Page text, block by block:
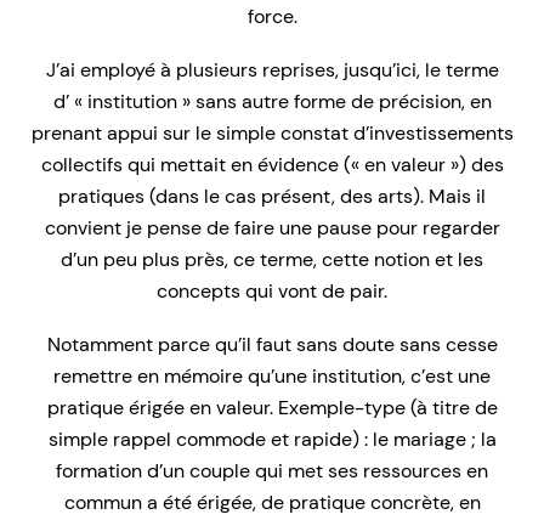
force.
J’ai employé à plusieurs reprises, jusqu’ici, le terme
d’ « institution » sans autre forme de précision, en
prenant appui sur le simple constat d’investissements
collectifs qui mettait en évidence (« en valeur ») des
pratiques (dans le cas présent, des arts). Mais il
convient je pense de faire une pause pour regarder
d’un peu plus près, ce terme, cette notion et les
concepts qui vont de pair.
Notamment parce qu’il faut sans doute sans cesse
remettre en mémoire qu’une institution, c’est une
pratique érigée en valeur. Exemple-type (à titre de
simple rappel commode et rapide) : le mariage ; la
formation d’un couple qui met ses ressources en
commun a été érigée, de pratique concrète, en